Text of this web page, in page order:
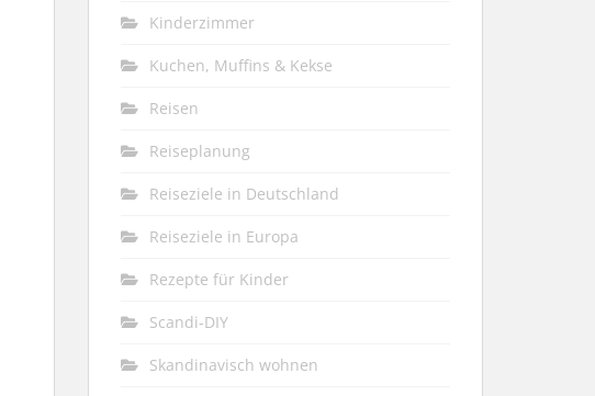
Kinderzimmer
Kuchen, Muffins & Kekse
Reisen
Reiseplanung
Reiseziele in Deutschland
Reiseziele in Europa
Rezepte für Kinder
Scandi-DIY
Skandinavisch wohnen